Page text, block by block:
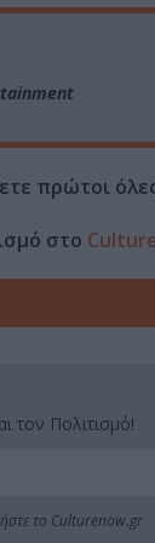
πρώτοι
στο
τον Πολιτισμό!
το Culturenow.gr